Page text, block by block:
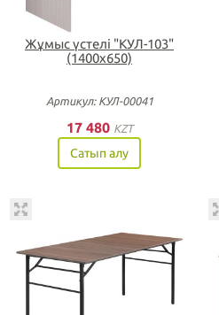
Жұмыс үстелі "КУЛ-103"
(1400х650)
Артикул: КУЛ-00041
17 480 KZT
Сатып алу